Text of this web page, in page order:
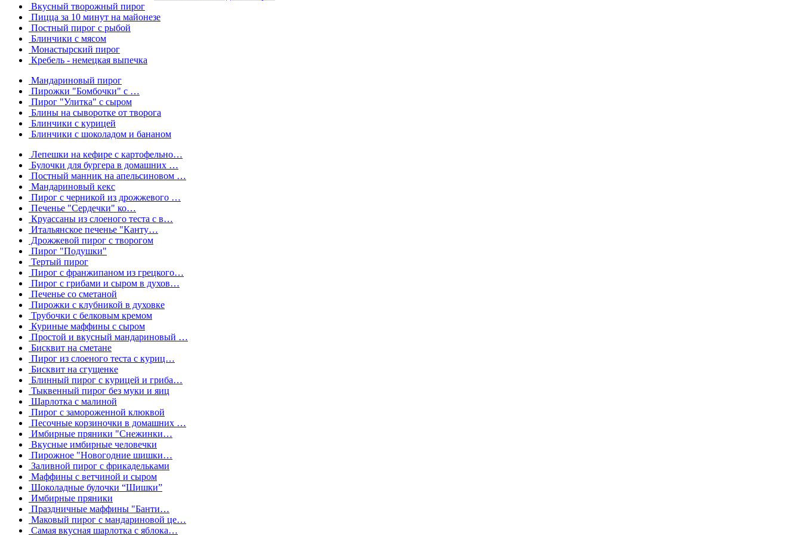
Вкусный творожный пирог
Пицца за 10 минут на майонезе
Постный пирог с рыбой
Блинчики с мясом
Монастырский пирог
Кребель - немецкая выпечка
Мандариновый пирог
Пирожки "Бомбочки" с …
Пирог "Улитка" с сыром
Блины на сыворотке от творога
Блинчики с курицей
Блинчики с шоколадом и бананом
Лепешки на кефире с картофельно…
Булочки для бургера в домашних …
Постный манник на апельсиновом …
Мандариновый кекс
Пирог с черникой из дрожжевого …
Печенье "Сердечки" ко…
Круассаны из слоеного теста с в…
Итальянское печенье "Канту…
Дрожжевой пирог с творогом
Пирог "Подушки"
Тертый пирог
Пирог с франжипаном из грецкого…
Пирог с грибами и сыром в духов…
Печенье со сметаной
Пирожки с клубникой в духовке
Трубочки с белковым кремом
Куриные маффины с сыром
Простой и вкусный мандариновый …
Бисквит на сметане
Пирог из слоеного теста с куриц…
Бисквит на сгущенке
Блинный пирог с курицей и гриба…
Тыквенный пирог без муки и яиц
Шарлотка с малиной
Пирог с замороженной клюквой
Песочные корзиночки в домашних …
Имбирные пряники "Снежинки…
Вкусные имбирные человечки
Пирожное "Новогодние шишки…
Заливной пирог с фрикадельками
Маффины с ветчиной и сыром
Шоколадные булочки “Шишки”
Имбирные пряники
Праздничные маффины "Банти…
Маковый пирог с мандариновой це…
Самая вкусная шарлотка с яблока…